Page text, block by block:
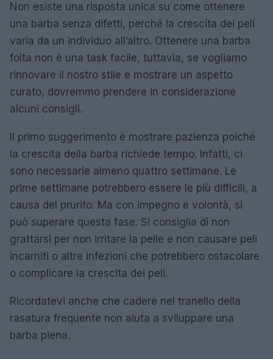
Non esiste una risposta unica su come ottenere
una barba senza difetti, perché la crescita dei peli
varia da un individuo all’altro. Ottenere una barba
folta non è una task facile, tuttavia, se vogliamo
rinnovare il nostro stile e mostrare un aspetto
curato, dovremmo prendere in considerazione
alcuni consigli.
Il primo suggerimento è mostrare pazienza poiché
la crescita della barba richiede tempo. Infatti, ci
sono necessarie almeno quattro settimane. Le
prime settimane potrebbero essere le più difficili, a
causa del prurito. Ma con impegno e volontà, si
può superare questa fase. Si consiglia di non
grattarsi per non irritare la pelle e non causare peli
incarniti o altre infezioni che potrebbero ostacolare
o complicare la crescita dei peli.
Ricordatevi anche che cadere nel tranello della
rasatura frequente non aiuta a sviluppare una
barba piena.